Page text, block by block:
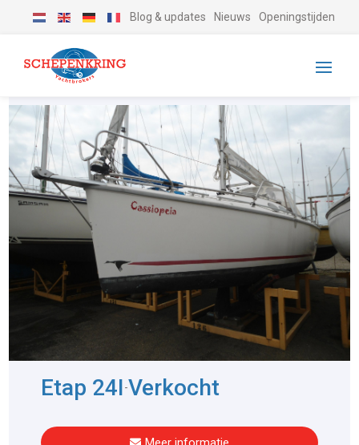
Blog & updates Nieuws Openingstijden
Etap 24I-Verkocht